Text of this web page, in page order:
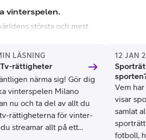
vinterspelen.
största och mest
Kommittén (IOK). Spelen
från över 90 länder för
ära och nationell stolthet i discipliner
de mest populära grenarna finns alpin
ishockey, skidskytte,
freestyle, curling, bob och rodel.
i Chamonix, Frankrike 1924. Då
LÄSNING
rättigheter
närma sig! Gör dig
vinterspelen Milano
nu och ta del av allt du
rättigheterna för vinter-
streamar allt på ett
12 JAN
Vem
visar
samlat
fotboll,